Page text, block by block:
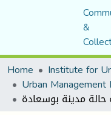
&
Home